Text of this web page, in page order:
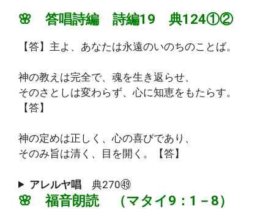
🌸 答唱詩編 詩編19 典124①②
【答】主よ、あなたは永遠のいのちのことば。
神の教えは完全で、魂を生き返らせ、
そのさとしは変わらず、心に知恵をもたらす。
【答】
神の定めは正しく、心の喜びであり、
そのみ旨は清く、目を開く。【答】
アレルヤ唱 典270㊾
🌸 福音朗読 （マタイ9：1－8）